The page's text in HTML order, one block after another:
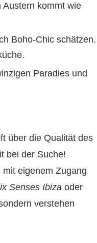
kommt wie
Boho-Chic schätzen.
Paradies und
über die Qualität des
bei der Suche!
eigenem Zugang
Senses Ibiza oder
verstehen